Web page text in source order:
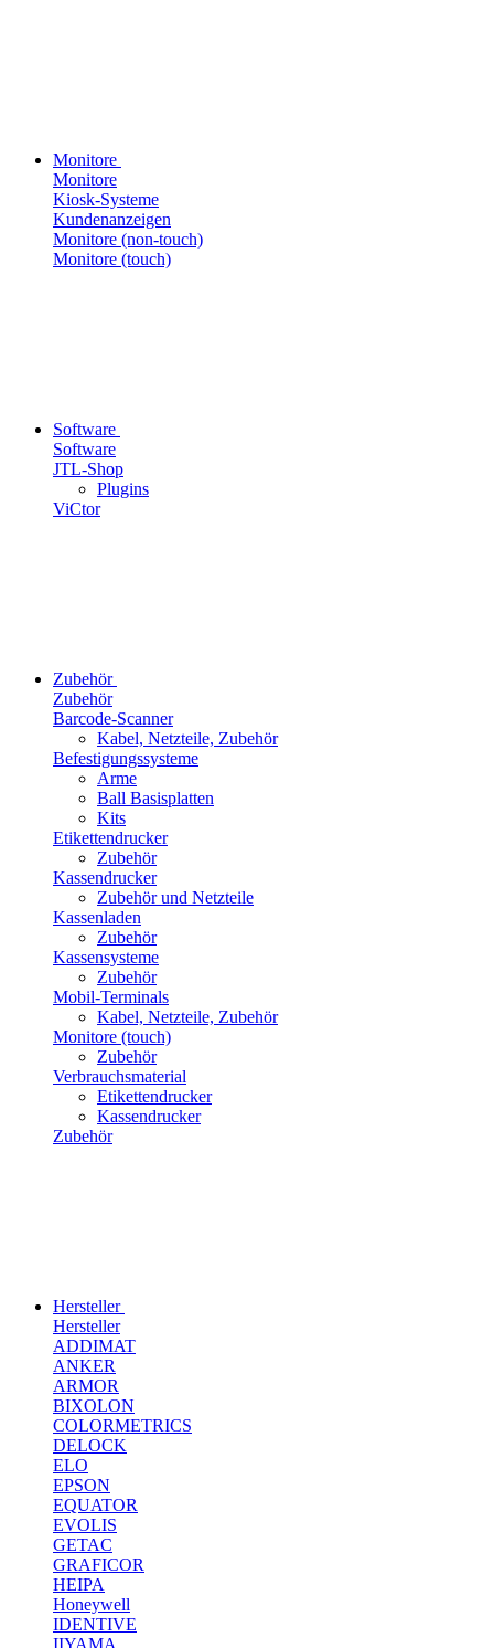
Monitore
Monitore
Kiosk-Systeme
Kundenanzeigen
Monitore (non-touch)
Monitore (touch)
Software
Software
JTL-Shop
Plugins
ViCtor
Zubehör
Zubehör
Barcode-Scanner
Kabel, Netzteile, Zubehör
Befestigungssysteme
Arme
Ball Basisplatten
Kits
Etikettendrucker
Zubehör
Kassendrucker
Zubehör und Netzteile
Kassenladen
Zubehör
Kassensysteme
Zubehör
Mobil-Terminals
Kabel, Netzteile, Zubehör
Monitore (touch)
Zubehör
Verbrauchsmaterial
Etikettendrucker
Kassendrucker
Zubehör
Hersteller
Hersteller
ADDIMAT
ANKER
ARMOR
BIXOLON
COLORMETRICS
DELOCK
ELO
EPSON
EQUATOR
EVOLIS
GETAC
GRAFICOR
HEIPA
Honeywell
IDENTIVE
IIYAMA